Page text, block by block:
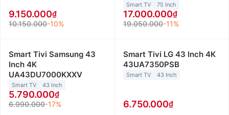
9.150.000
10.150.000-10%
Smart TV 75 Inch
17.000.000
19.050.000-11%
Smart Tivi Samsung 43
Inch 4K
UA43DU7000KXXV
Smart TV 43 Inch
5.790.000
6.990.000-17%
Smart Tivi LG 43 Inch 4K
43UA7350PSB
Smart TV 43 Inch
6.750.000